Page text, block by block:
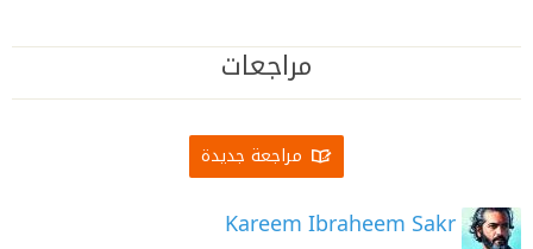
مراجعات
مراجعة جديدة
Kareem Ibraheem Sakr